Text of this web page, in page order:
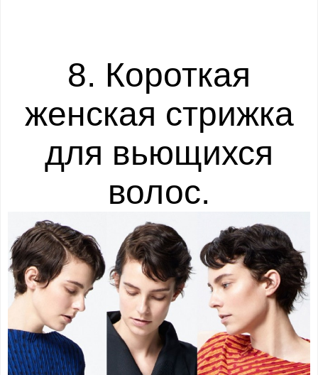
8. Короткая
женская стрижка
для вьющихся
волос.